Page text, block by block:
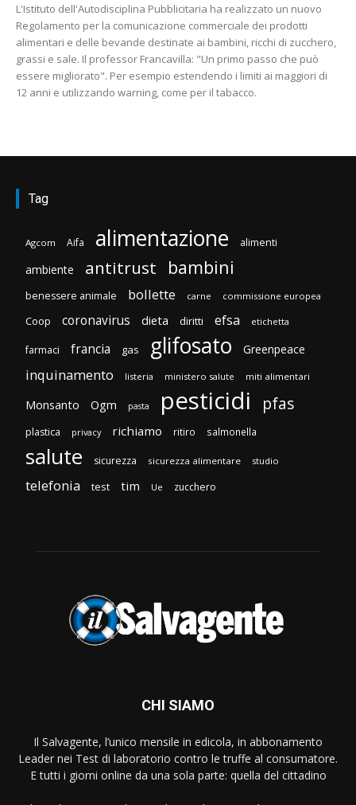
L'Istituto dell'Autodisciplina Pubblicitaria ha realizzato un nuovo
Regolamento per la comunicazione commerciale dei prodotti
alimentari e delle bevande destinate ai bambini, ricchi di zucchero,
grassi e sale. Il professor Francavilla: "Un primo passo che può
essere migliorato". Per esempio estendendo i limiti ai maggiori di
12 anni e utilizzando warning, come per il tabacco.
Tag
Agcom Aifa alimentazione alimenti
ambiente antitrust bambini
benessere animale bollette carne commissione europea
Coop coronavirus dieta diritti efsa etichetta
farmaci francia gas glifosato Greenpeace
inquinamento listeria ministero salute miti alimentari
Monsanto Ogm pasta pesticidi pfas
plastica privacy richiamo ritiro salmonella
salute sicurezza sicurezza alimentare studio
telefonia test tim Ue zucchero
CHI SIAMO
Il Salvagente, l’unico mensile in edicola, in abbonamento
Leader nei Test di laboratorio contro le truffe al consumatore.
E tutti i giorni online da una sola parte: quella del cittadino